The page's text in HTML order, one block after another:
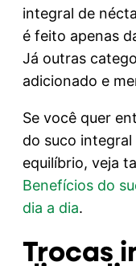
integral de
é feito apenas
Já outras
adicionado e
Se você quer
do suco
equilíbrio, veja
Benefícios do
dia a dia.
Trocas